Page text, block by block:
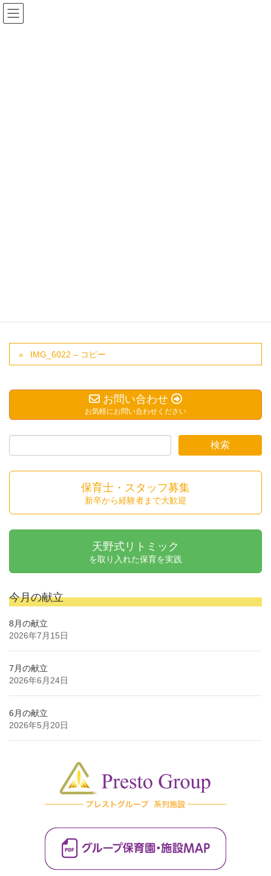
IMG_6022 – コピー
お問い合わせ
お気軽にお問い合わせください
保育士・スタッフ募集
新卒から経験者まで大歓迎
天野式リトミック
を取り入れた保育を実践
今月の献立
8月の献立
2026年7月15日
7月の献立
2026年6月24日
6月の献立
2026年5月20日